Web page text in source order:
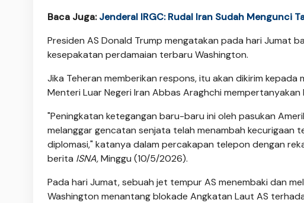
Baca Juga:Jenderal IRGC: Rudal Iran Sudah Mengunci
Presiden AS Donald Trump mengatakan pada hari Jumat
kesepakatan perdamaian terbaru Washington.
Jika Teheran memberikan respons, itu akan dikirim
Menteri Luar Negeri Iran Abbas Araghchi mempertanyakan
"Peningkatan ketegangan baru-baru ini oleh pasukan
melanggar gencatan senjata telah menambah kecurigaan
diplomasi," katanya dalam percakapan telepon dengan
berita ISNA,Minggu (10/5/2026).
Pada hari Jumat, sebuah jet tempur AS menembaki dan
Washington menantang blokade Angkatan Laut AS